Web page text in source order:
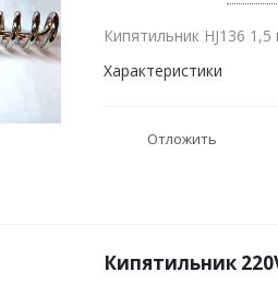
Кипятильник HJ136
Характеристики
Отложить
Кипятильник